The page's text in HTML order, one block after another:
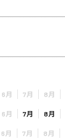
6月 7月 8月
6月 7月 8月
6月 7月 8月